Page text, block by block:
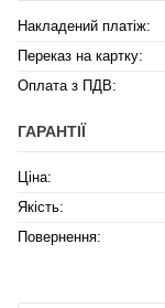
Накладений платіж:
Переказ на картку:
Оплата з ПДВ:
ГАРАНТІЇ
Ціна:
Якість:
Повернення: